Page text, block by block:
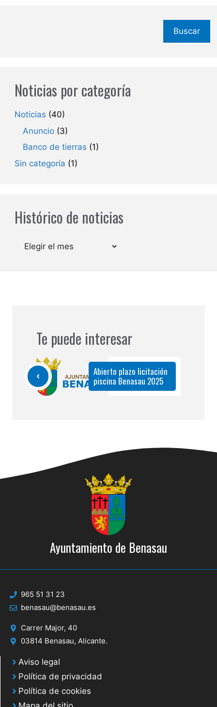
Buscar
Noticias por categoría
Noticias (40)
Anuncio (3)
Banco de tierras (1)
Sin categoría (1)
Histórico de noticias
Archivos
Te puede interesar
Abierto plazo licitación
piscina Benasau 2025
Ayuntamiento de Benasau
965 51 31 23
benasau@benasau.es
Carrer Major, 40
03814 Benasau, Alicante.
Aviso legal
Política de privacidad
Política de cookies